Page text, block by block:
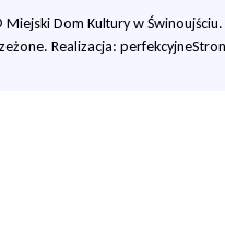
Dom Kultury w
Realizacja: